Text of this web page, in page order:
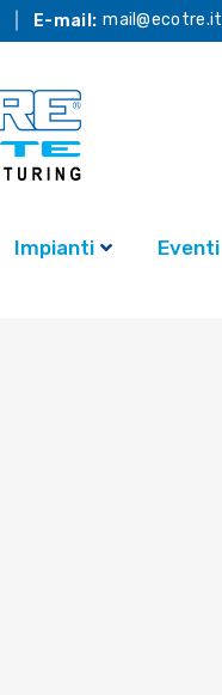
E-mail: mail@ecotre.it
Impianti Eventi